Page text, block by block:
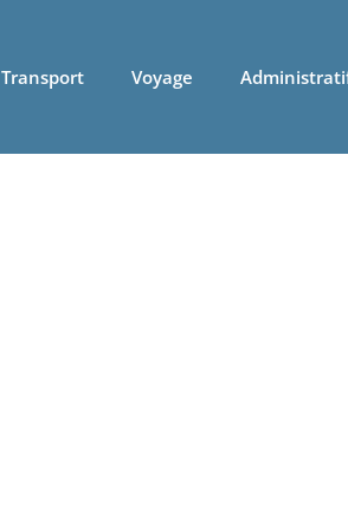
Transport Voyage